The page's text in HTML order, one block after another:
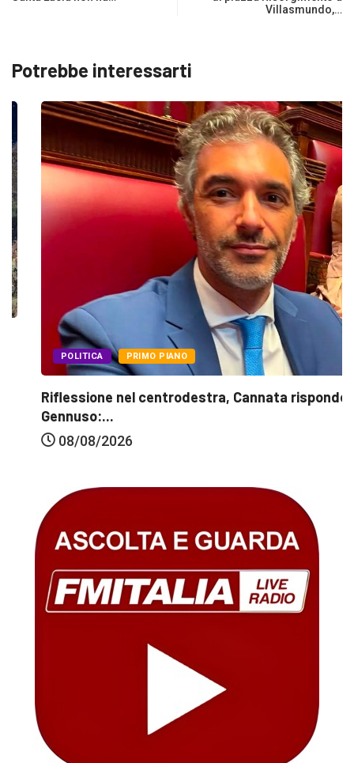
Villasmundo,…
Potrebbe interessarti
POLITICA PRIMO PIANO
Riflessione nel centrodestra, Cannata risponde a
Gennuso:...
08/08/2026